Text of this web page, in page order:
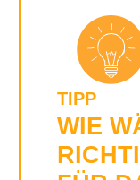
TIPP
WIE